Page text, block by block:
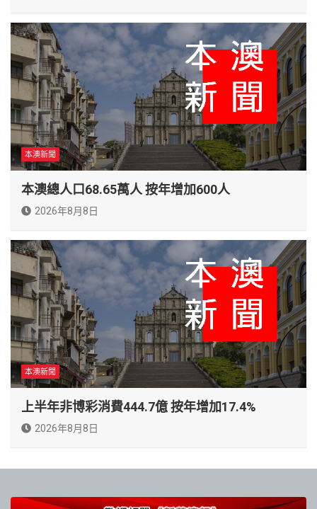
本澳新聞
本澳總人口68.65萬人 按年增加600人
2026年8月8日
本澳新聞
上半年非博彩消費444.7億 按年增加17.4%
2026年8月8日